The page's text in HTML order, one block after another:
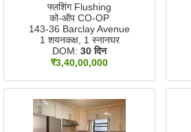
फ्लशिंग Flushing
को-ऑप CO-OP
143-36 Barclay Avenue
1 शयनकक्ष, 1 स्नानघर
DOM: 30 दिन
₹3,40,00,000